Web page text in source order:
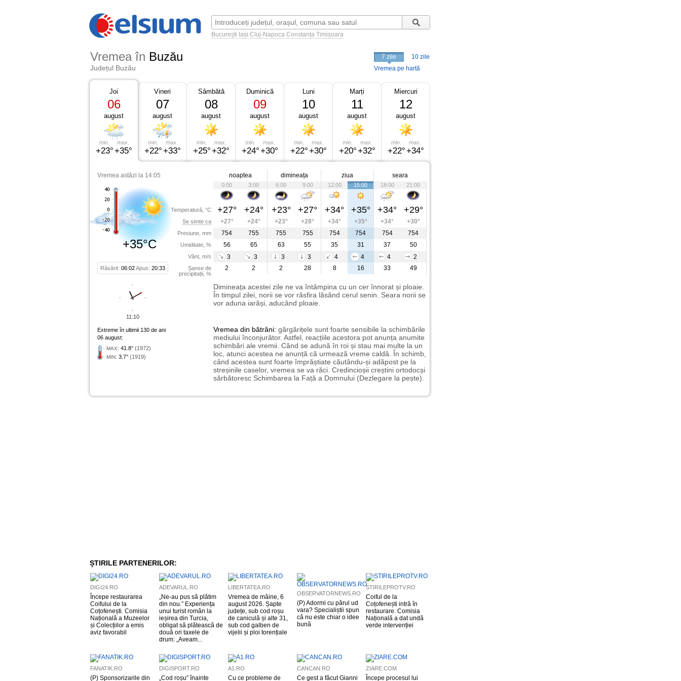
București Iași Cluj-Napoca Constanța Timișoara
Vremea în Buzău
Județul Buzău
7 zile
10 zile
Vremea pe hartă
Joi
06
august
min.
+23°
max.
+35°
Vineri
07
august
min.
+22°
max.
+33°
Sâmbătă
08
august
min.
+25°
max.
+32°
Duminică
09
august
min.
+24°
max.
+30°
Luni
10
august
min.
+22°
max.
+30°
Marți
11
august
min.
+20°
max.
+32°
Miercuri
12
august
min.
+22°
max.
+34°
Vremea astăzi la 14:05
+35°C
Răsărit: 06:02Apus: 20:33
Temperatură, °C
Se simte ca
Presiune, mm
Umiditate, %
Vânt, m/s
Șanse de
precipitații, %
noaptea dimineața ziua seara
0:00 3:00 6:00 9:00 12:00 15:00 18:00 21:00
+27° +24° +23° +27° +34° +35° +34° +29°
+27° +24° +23° +28° +34° +35° +34°
+30°
754
755 755 755 754 754 754
754
56
65 63 55 35 31 37
50
3
3 3 3 4 4 4
2
2
2 2 28 8 16 33 49
Dimineața acestei zile ne va întâmpina cu un cer înnorat și ploaie.
În timpul zilei, norii se vor răsfira lăsând cerul senin. Seara norii se
vor aduna iarăși, aducând ploaie.
Extreme în ultimii 130 de ani
06 august:
MAX: 41.8° (1972)
MIN: 3.7° (1919)
Vremea din bătrâni: gărgărițele sunt foarte sensibile la schimbările
mediului înconjurător. Astfel, reacțiile acestora pot anunța anumite
schimbări ale vremii. Când se adună în roi și stau mai multe la un
loc, atunci acestea ne anunță că urmează vreme caldă. În schimb,
când acestea sunt foarte împrăștiate căutându-și adăpost pe la
streșinile caselor, vremea se va răci. Credincioșii creștini ortodocși
sărbătoresc Schimbarea la Față a Domnului (Dezlegare la pește).
11:10
ȘTIRILE PARTENERILOR:
DIGI24.RO
Începe restaurarea
Coifului de la
Coțofenești. Comisia
Națională a Muzeelor
și Colecțiilor a emis
aviz favorabil
ADEVARUL.RO
„Ne-au pus să plătim
din nou.” Experiența
unui turist român la
ieșirea din Turcia,
obligat să plătească de
două ori taxele de
drum: „Aveam...
LIBERTATEA.RO
Vremea de mâine, 6
august 2026. Șapte
județe, sub cod roșu
de caniculă și alte 31,
sub cod galben de
vijelii și ploi torențiale
OBSERVATORNEWS.RO
(P) Adormi cu părul ud
vara? Specialiștii spun
că nu este chiar o idee
bună
STIRILEPROTV.RO
Coiful de la
Coțofenești intră în
restaurare. Comisia
Națională a dat undă
verde intervenției
FANATIK.RO
(P) Sponsorizarile din
DIGISPORT.RO
„Cod roșu” înainte
A1.RO
Cu ce probleme de
CANCAN.RO
Ce gest a făcut Gianni
ZIARE.COM
Începe procesul lui